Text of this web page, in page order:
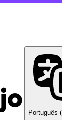
Português